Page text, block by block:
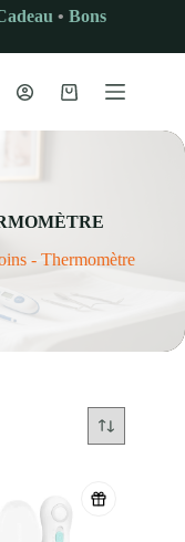
• Bons
Panier
- Thermomètre